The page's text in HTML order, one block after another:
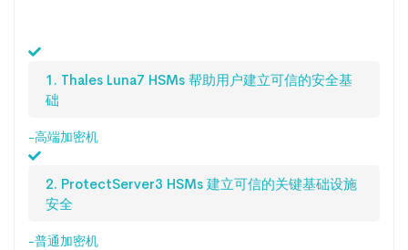
1. Thales Luna7 HSMs 帮助用户建立可信的安全基
础
-高端加密机
2. ProtectServer3 HSMs 建立可信的关键基础设施
安全
-普通加密机